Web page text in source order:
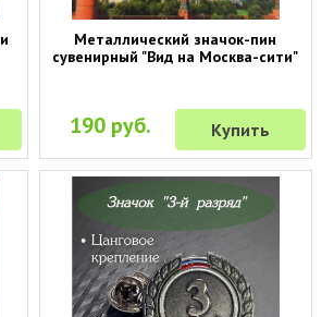
Металлический значок-пин
сувенирный "Вид на Москва-сити"
190 руб. Купить